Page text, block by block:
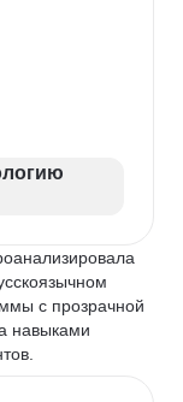
с прозрачной
навыками
критериям